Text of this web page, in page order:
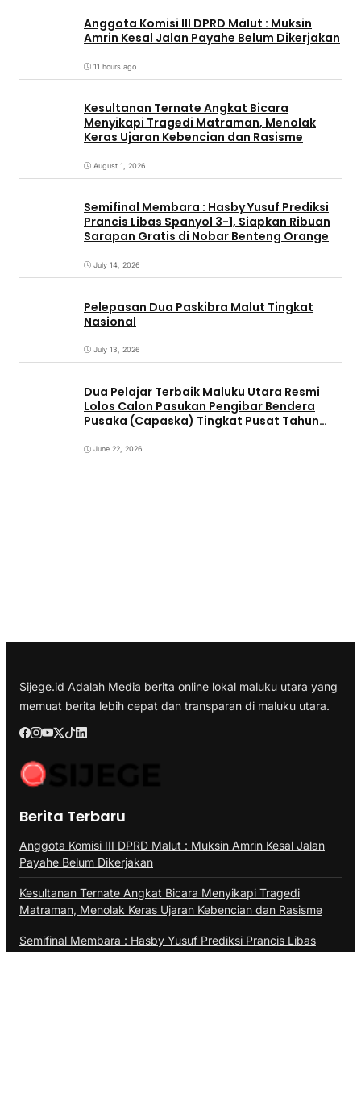
Anggota Komisi III DPRD Malut : Muksin
Amrin Kesal Jalan Payahe Belum Dikerjakan
11 hours ago
Kesultanan Ternate Angkat Bicara
Menyikapi Tragedi Matraman, Menolak
Keras Ujaran Kebencian dan Rasisme
August 1, 2026
Semifinal Membara : Hasby Yusuf Prediksi
Prancis Libas Spanyol 3-1, Siapkan Ribuan
Sarapan Gratis di Nobar Benteng Orange
July 14, 2026
Pelepasan Dua Paskibra Malut Tingkat
Nasional
July 13, 2026
Dua Pelajar Terbaik Maluku Utara Resmi
Lolos Calon Pasukan Pengibar Bendera
Pusaka (Capaska) Tingkat Pusat Tahun
June 22, 2026
Sijege.id Adalah Media berita online lokal maluku utara yang
memuat berita lebih cepat dan transparan di maluku utara.
Berita Terbaru
Anggota Komisi III DPRD Malut : Muksin Amrin Kesal Jalan
Payahe Belum Dikerjakan
Kesultanan Ternate Angkat Bicara Menyikapi Tragedi
Matraman, Menolak Keras Ujaran Kebencian dan Rasisme
Semifinal Membara : Hasby Yusuf Prediksi Prancis Libas